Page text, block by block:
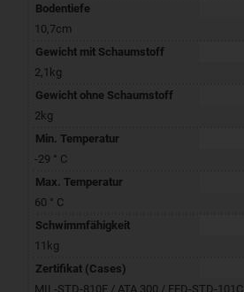
Bodentiefe
10,7cm
Gewicht mit Schaumstoff
2,1kg
Gewicht ohne Schaumstoff
2kg
Min. Temperatur
-29 ° C
Max. Temperatur
60 ° C
Schwimmfähigkeit
11kg
Zertifikat (Cases)
MIL-STD-810F / ATA 300 / FED-STD-101C